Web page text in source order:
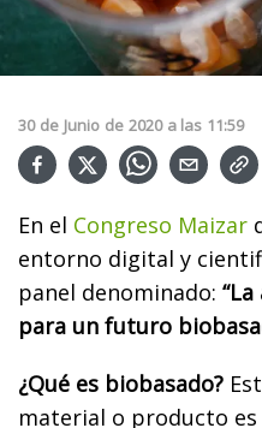
30 de Junio de 2020 a las 11:59
En el Congreso Maizar
entorno digital y
panel denominado:
para un futuro
¿Qué es biobasado?
material o producto